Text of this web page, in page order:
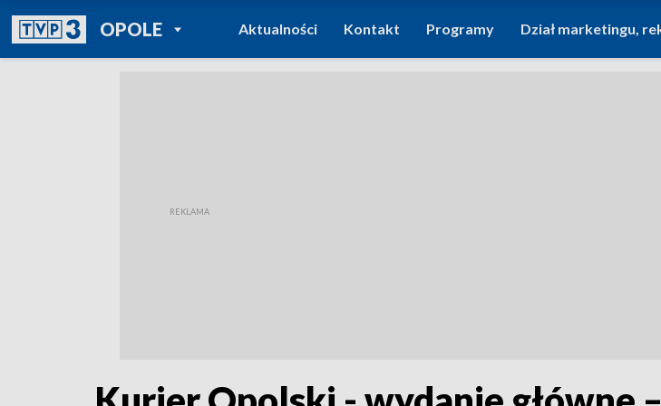
OPOLEPOWRÓT DO
TVP REGIONY
Aktualności Kontakt Programy Dział marketingu,